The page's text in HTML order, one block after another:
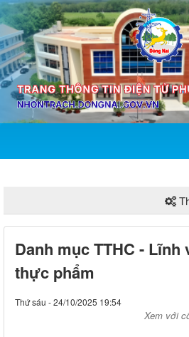
Danh mục TTHC -
thực phẩm
Thứ sáu - 24/10/2025 19:54
Xem với